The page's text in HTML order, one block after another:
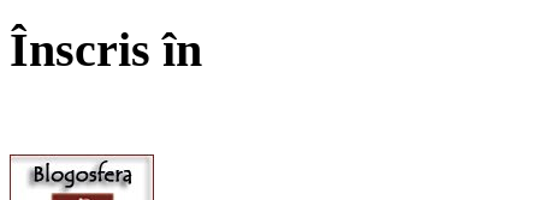
Înscris în